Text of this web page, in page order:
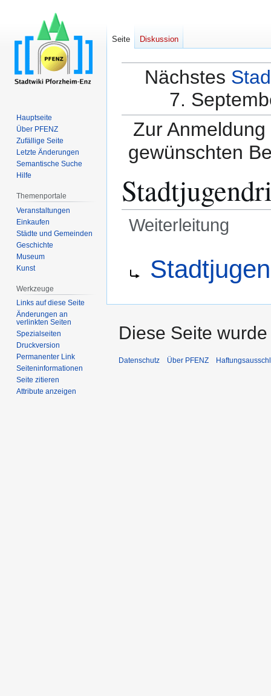
Nächstes
7.
Zur
gewünschten
Weiterleitung
Navigation
springen
springen
Seite Diskussion
Hauptseite
Über PFENZ
Zufällige Seite
Letzte Änderungen
Semantische Suche
Hilfe
Themenportale
Veranstaltungen
Einkaufen
Städte und Gemeinden
Geschichte
Museum
Kunst
Werkzeuge
Links auf diese Seite
Änderungen an
verlinkten Seiten
Spezialseiten
Druckversion
Permanenter Link
Seiten­­informationen
Seite zitieren
Attribute anzeigen
Diese Seite
Datenschutz Über PFENZ